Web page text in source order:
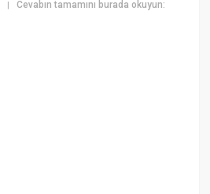
|Cevabın tamamını burada okuyun: